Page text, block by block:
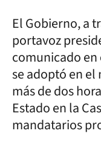
El Gobierno, a
portavoz
comunicado
se adoptó en
más de dos
Estado en la
mandatarios